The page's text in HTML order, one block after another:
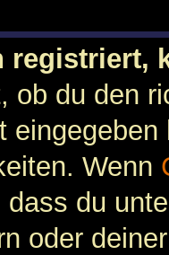
registriert,
ob du den
Wenn
du
oder